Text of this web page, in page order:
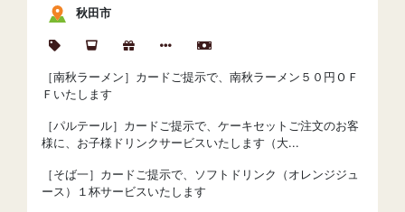
秋田市
［南秋ラーメン］カードご提示で、南秋ラーメン５０円ＯＦ
Ｆいたします
［パルテール］カードご提示で、ケーキセットご注文のお客
様に、お子様ドリンクサービスいたします（大...
［そば一］カードご提示で、ソフトドリンク（オレンジジュ
ース）１杯サービスいたします